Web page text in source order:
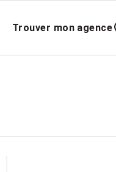
Trouver mon agence